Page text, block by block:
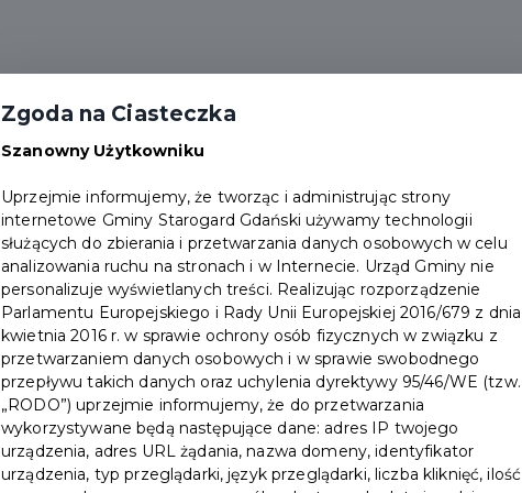
Aktualności
Dokumenty
Login(E-mail / Telefon komórkowy)
Hasło
Zgoda na Ciasteczka
Szanowny Użytkowniku
Uprzejmie informujemy, że tworząc i administrując strony
internetowe Gminy Starogard Gdański używamy technologii
służących do zbierania i przetwarzania danych osobowych w celu
analizowania ruchu na stronach i w Internecie. Urząd Gminy nie
personalizuje wyświetlanych treści. Realizując rozporządzenie
Parlamentu Europejskiego i Rady Unii Europejskiej 2016/679 z
kwietnia 2016 r. w sprawie ochrony osób fizycznych w związku z
przetwarzaniem danych osobowych i w sprawie swobodnego
przepływu takich danych oraz uchylenia dyrektywy 95/46/WE (tzw.
„RODO”) uprzejmie informujemy, że do przetwarzania
wykorzystywane będą następujące dane: adres IP twojego
urządzenia, adres URL żądania, nazwa domeny, identyfikator
urządzenia, typ przeglądarki, język przeglądarki, liczba kliknięć, ilość